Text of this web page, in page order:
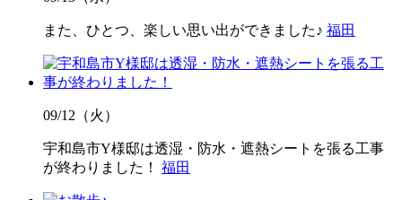
また、ひとつ、楽しい思い出ができました♪ 福田
09/12（火）
宇和島市Y様邸は透湿・防水・遮熱シートを張る工事
が終わりました！ 福田